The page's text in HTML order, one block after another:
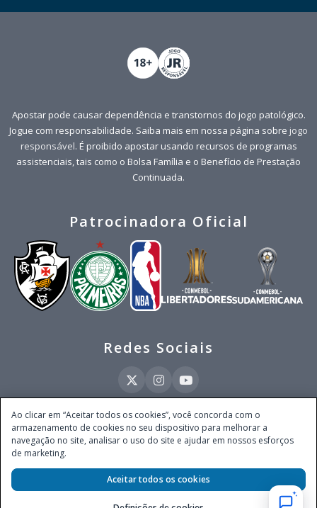
Apostar pode causar dependência e transtornos do jogo patológico.
Jogue com responsabilidade. Saiba mais em nossa página sobre jogo
responsável. É proibido apostar usando recursos de programas
assistenciais, tais como o Bolsa Família e o Benefício de Prestação
Continuada.
Patrocinadora Oficial
Redes Sociais
Este site é operado pela Ventmear Brasil LTDA (CNPJ 52.868.380/0001-84), com
endereço na Avenida Brigadeiro Faria Lima, nº 4.055, 3º andar, Itaim Bibi, no
Município de São Paulo, Estado de São Paulo, CEP 04538-133, Brasil - empresa
autorizada a operar apostas de quota fixa em todo território nacional pela
Secretaria de Prêmios e Apostas do Ministério da Fazenda, conforme Portaria nº
247, de 07.02.2025, publicada no DOU em 11.2.2025.
Ao clicar em “Aceitar todos os cookies”, você concorda com o
armazenamento de cookies no seu dispositivo para melhorar a
navegação no site, analisar o uso do site e ajudar em nossos esforços
de marketing.
Aceitar todos os cookies